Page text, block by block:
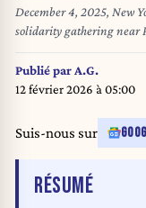
December 4, 2025, New
solidarity gathering near
synagogue was the site
condemnation from
allegations of
Publié par A.G.
12 février 2026 à 05:00
Suis-nous sur
RÉSUMÉDE